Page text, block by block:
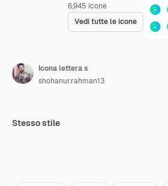
6,945 Icone
Vedi tutte le icone
Icona lettera s
shohanur.rahman13
Stesso stile